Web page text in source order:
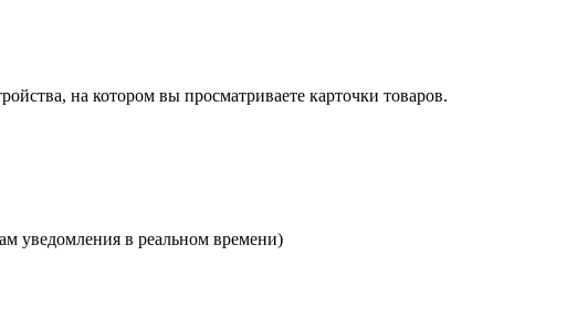
на котором вы просматриваете карточки товаров.
уведомления в реальном времени)